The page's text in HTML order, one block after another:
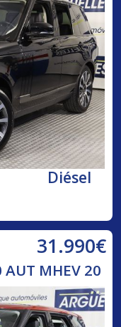
Diésel
31.990€
MHEV 20